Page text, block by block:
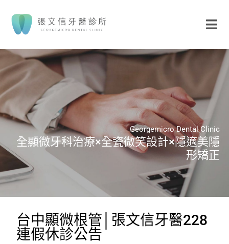
Georgemicro Dental Clinic
全顯微牙科治療×全瓷微笑設計×隱適美隱
形矯正
台中顯微根管│張文信牙醫228
連假休診公告